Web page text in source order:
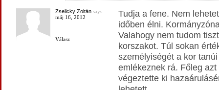
Zselicky Zoltánsays:
máj 16, 2012
Válasz
Tudja a fene. Nem
időben élni.
Valahogy nem tudom
korszakot. Túl sokan
személyiségét a kor
emlékeznek rá. Főleg
végeztette ki